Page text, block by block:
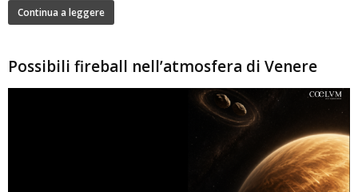
Continua a leggere
Possibili fireball nell’atmosfera di Venere